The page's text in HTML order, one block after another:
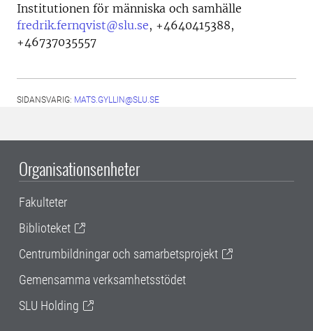
Institutionen för människa och samhälle
fredrik.fernqvist@slu.se, +4640415388,
+46737035557
SIDANSVARIG: MATS.GYLLIN@SLU.SE
Organisationsenheter
Fakulteter
Biblioteket
Centrumbildningar och samarbetsprojekt
Gemensamma verksamhetsstödet
SLU Holding